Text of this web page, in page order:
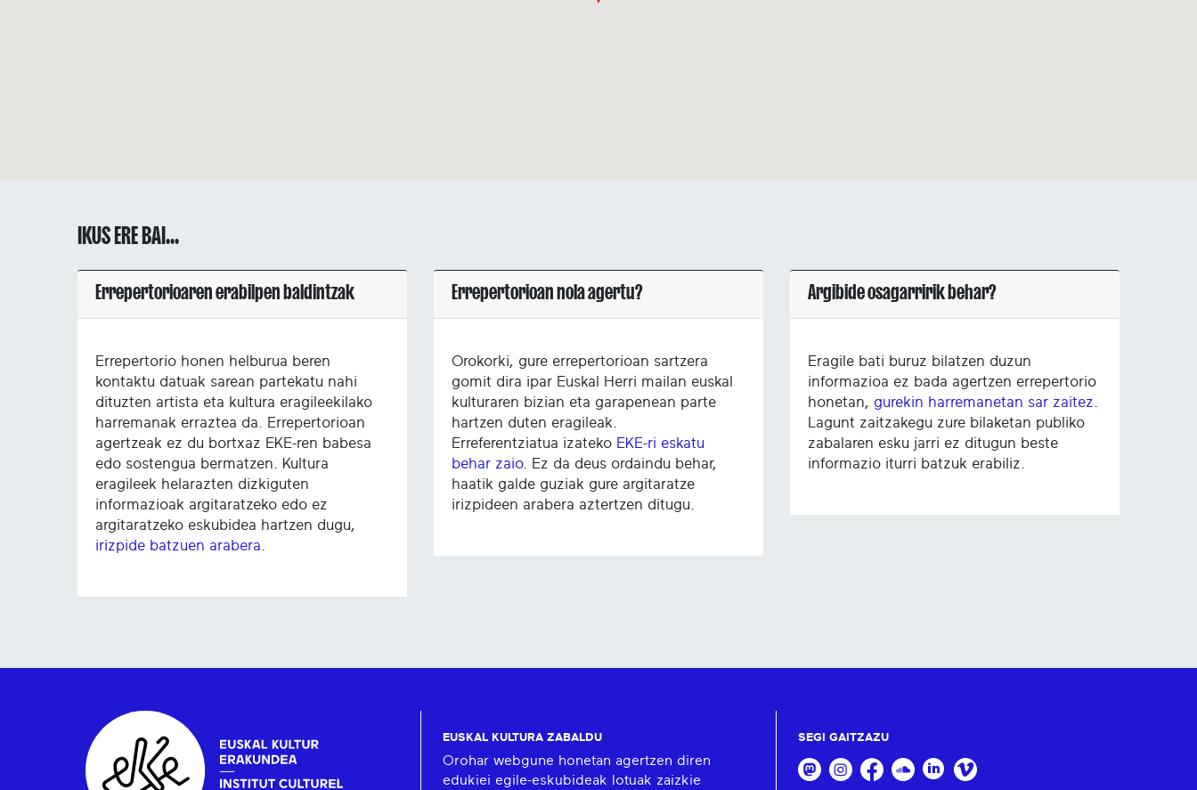
IKUS ERE BAI...
Errepertorioaren erabilpen baldintzak
Errepertorio honen helburua beren
kontaktu datuak sarean partekatu nahi
dituzten artista eta kultura eragileekilako
harremanak erraztea da. Errepertorioan
agertzeak ez du bortxaz EKE-ren babesa
edo sostengua bermatzen. Kultura
eragileek helarazten dizkiguten
informazioak argitaratzeko edo ez
argitaratzeko eskubidea hartzen dugu,
irizpide batzuen arabera
Errepertorioan nola agertu?
Orokorki, gure errepertorioan sartzera
gomit dira ipar Euskal Herri mailan euskal
kulturaren bizian eta garapenean parte
hartzen duten eragileak.
Erreferentziatua izateko EKE-ri eskatu
behar zaio. Ez da deus ordaindu behar,
haatik galde guziak gure argitaratze
irizpideen arabera aztertzen ditugu.
Argibide osagarririk behar?
Eragile bati buruz bilatzen duzun
informazioa ez bada agertzen errepertorio
honetan, gurekin harremanetan sar zaitez
Lagunt zaitzakegu zure bilaketan publiko
zabalaren esku jarri ez ditugun beste
informazio iturri batzuk erabiliz.
EUSKAL KULTURA ZABALDU
Orohar webgune honetan agertzen diren
edukiei egile-eskubideak lotuak zaizkie
SEGI GAITZAZU